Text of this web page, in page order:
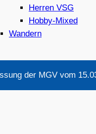
Herren VSG
Hobby-Mixed
Wandern
der MGV vom